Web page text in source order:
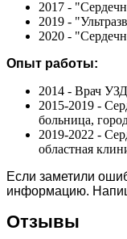
2017 -
2019 -
2020 -
Опыт работы:
2014 - Врач
2015-2019 -
больница,
2019-2022 -
областная
Если заметили
информацию.
Отзывы